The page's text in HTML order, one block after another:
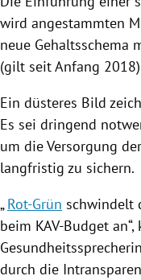
wird angestammten
neue Gehaltsschema
(gilt seit Anfang
Ein düsteres Bild
Es sei dringend
um die Versorgung
langfristig zu sichern.
„ Rot-Grün schwindelt
beim KAV-Budget
Gesundheitssprecherin
durch die